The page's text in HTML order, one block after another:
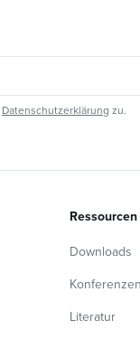
Datenschutzerklärung zu.
Ressourcen
Downloads
Konferenzen
Literatur